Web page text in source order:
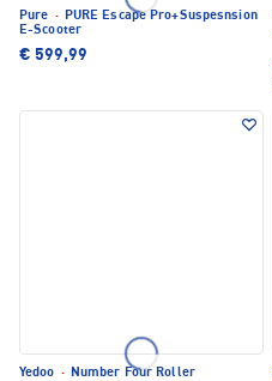
Pure · PURE Escape Pro+Suspesnsion
E-Scooter
€ 599,99
Yedoo · Number Four Roller